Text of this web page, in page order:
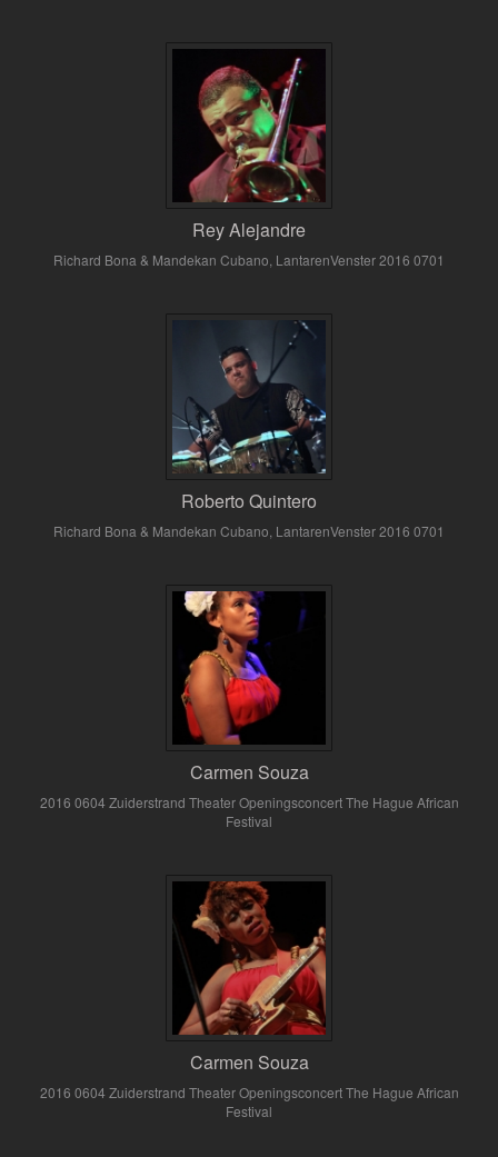
Rey Alejandre
Richard Bona & Mandekan Cubano, LantarenVenster 2016 0701
Roberto Quintero
Richard Bona & Mandekan Cubano, LantarenVenster 2016 0701
Carmen Souza
2016 0604 Zuiderstrand Theater Openingsconcert The Hague African
Festival
Carmen Souza
2016 0604 Zuiderstrand Theater Openingsconcert The Hague African
Festival